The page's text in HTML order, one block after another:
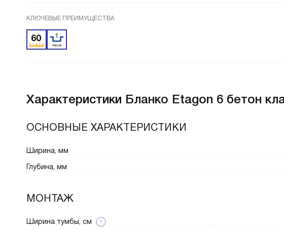
КЛЮЧЕВЫЕ ПРЕИМУЩЕСТВА
Характеристики Бланко Etagon 6 бетон
ОСНОВНЫЕ ХАРАКТЕРИСТИКИ
Ширина, мм
Глубина, мм
МОНТАЖ
Ширина тумбы, см